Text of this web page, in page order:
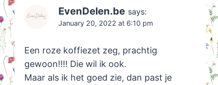
EvenDelen.be says:
January 20, 2022 at 6:10 pm
Een roze koffiezet zeg, prachtig
gewoon!!!! Die wil ik ook.
Maar als ik het goed zie, dan past je